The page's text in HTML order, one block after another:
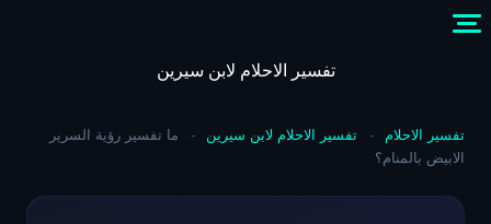
content
تفسير الاحلام لابن سيرين
تفسير الاحلام - تفسير الاحلام لابن سيرين -
ما تفسير رؤية السرير
الابيض بالمنام؟